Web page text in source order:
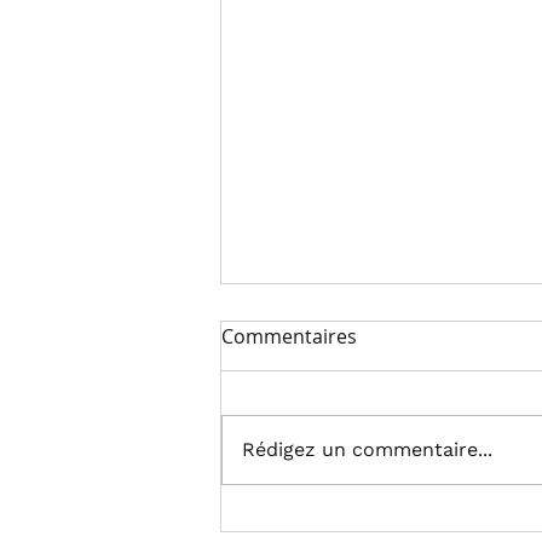
La formation arbitres de
responsabilités, contribuer
avec motivation à la vie du club
Commentaires
Rédigez un commentaire...